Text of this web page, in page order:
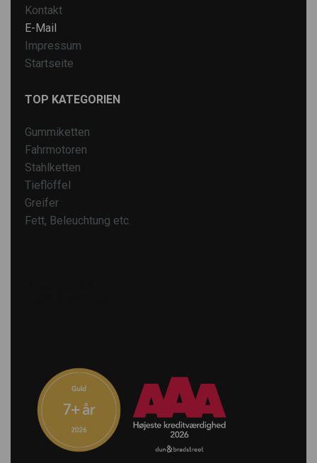
Kontakt
E-Mail
Impressum
Startseite
TOP KATEGORIEN
Gummiketten
Fahrmotoren
Stahlketten
Tieflöffel
Greifer
Fett, Beleuchtung etc.